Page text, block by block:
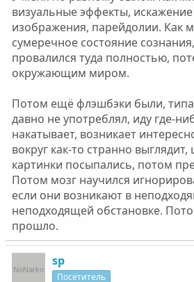
визуальные эффекты, искажение
изображения, парейдолии. Как
сумеречное состояние
провалился туда полностью,
окружающим миром.
Потом ещё флэшбэки были, типа
давно не употреблял, иду где-
накатывает, возникает
вокруг как-то странно
картинки посыпались, потом
Потом мозг научился
если они возникают в
неподходящей обстановке.
прошло.
sp
Посетитель